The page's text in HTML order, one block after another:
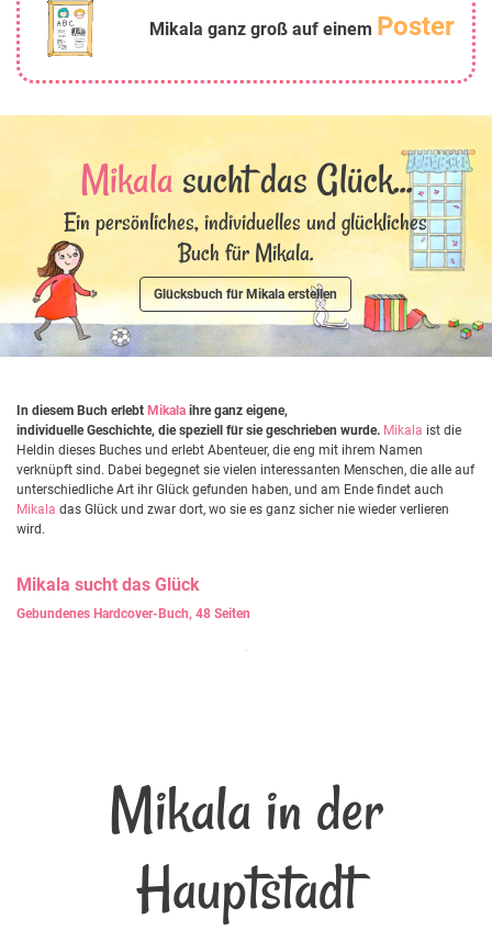
Mikala ganz groß auf einem Poster
Mikala sucht das Glück...
Ein persönliches, individuelles und glückliches
Buch für Mikala.
Glücksbuch für Mikala erstellen
In diesem Buch erlebt Mikala ihre ganz eigene,
individuelle Geschichte, die speziell für sie geschrieben wurde. Mikala ist die
Heldin dieses Buches und erlebt Abenteuer, die eng mit ihrem Namen
verknüpft sind. Dabei begegnet sie vielen interessanten Menschen, die alle auf
unterschiedliche Art ihr Glück gefunden haben, und am Ende findet auch
Mikala das Glück und zwar dort, wo sie es ganz sicher nie wieder verlieren
wird.
Mikala sucht das Glück
Gebundenes Hardcover-Buch, 48 Seiten
Mikala in der
Hauptstadt